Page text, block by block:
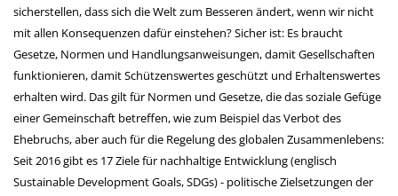
sicherstellen, dass sich die Welt zum Besseren ändert, wenn wir nicht
mit allen Konsequenzen dafür einstehen? Sicher ist: Es braucht
Gesetze, Normen und Handlungsanweisungen, damit Gesellschaften
funktionieren, damit Schützenswertes geschützt und Erhaltenswertes
erhalten wird. Das gilt für Normen und Gesetze, die das soziale Gefüge
einer Gemeinschaft betreffen, wie zum Beispiel das Verbot des
Ehebruchs, aber auch für die Regelung des globalen Zusammenlebens:
Seit 2016 gibt es 17 Ziele für nachhaltige Entwicklung (englisch
Sustainable Development Goals, SDGs) - politische Zielsetzungen der